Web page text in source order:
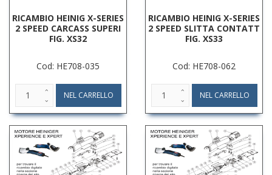
RICAMBIO HEINIG X-SERIES
2 SPEED CARCASS SUPERI
FIG. XS32
Cod: HE708-035
RICAMBIO HEINIG X-SERIES
2 SPEED SLITTA CONTATT
FIG. XS33
Cod: HE708-062